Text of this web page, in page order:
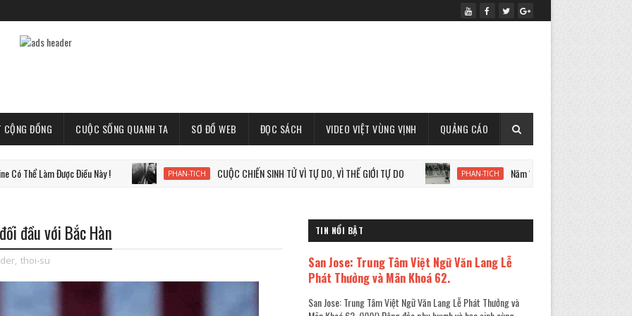
CỘNG ĐỒNG CUỘC SỐNG QUANH TA SƠ ĐỒ WEB ĐỌC SÁCH VIDEO VIỆT VÙNG VỊNH QUẢNG CÁO
Được Điều Này ! PHAN-TICH CUỘC CHIẾN SINH TỬ VÌ TỰ DO, VÌ THẾ GIỚI TỰ DO PHAN-TICH Năm 1933: Staline tàn sát 7 triệu người
đầu với Bắc Hàn
, thoi-su
TIN NỔI BẬT
San Jose: Trung Tâm Việt Ngữ Văn Lang Lễ
Phát Thưởng và Mãn Khoá 62.
San Jose: Trung Tâm Việt Ngữ Văn Lang Lễ Phát Thưởng và